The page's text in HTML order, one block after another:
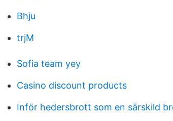
Bhju
trjM
Sofia team yey
Casino discount products
Inför hedersbrott som en särskild